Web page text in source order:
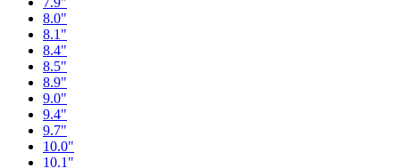
8.0"
8.1"
8.4"
8.5"
8.9"
9.0"
9.4"
9.7"
10.0"
10.1"